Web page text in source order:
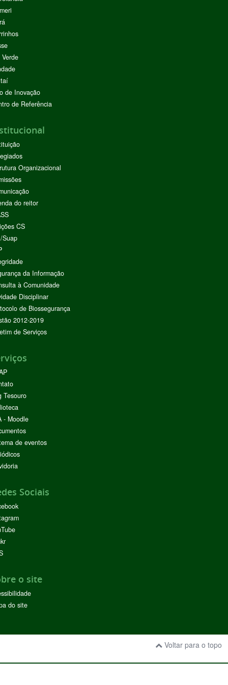
de Inovação
de Referência
Organizacional
do reitor
CS
Suap
da Informação
à Comunidade
Disciplinar
de Biossegurança
2012-2019
de Serviços
Tesouro
- Moodle
de eventos
Sociais
o site
do site
Voltar para o topo